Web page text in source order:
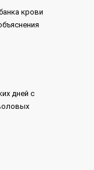
крови
дней с